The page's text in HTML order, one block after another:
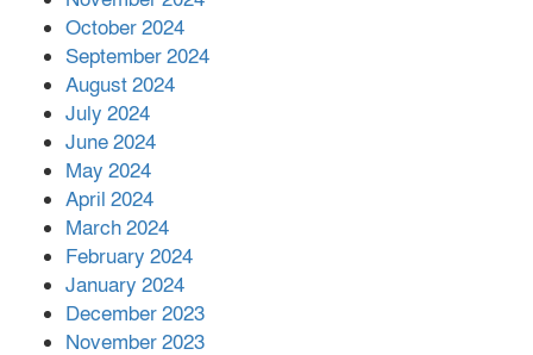
সহায়তা দিলেন সাচিং প্রু জেরী
October 2024
September 2024
August 2024
July 2024
June 2024
May 2024
April 2024
March 2024
February 2024
January 2024
December 2023
November 2023